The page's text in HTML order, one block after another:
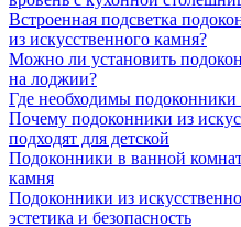
Встроенная подсветка
из искусственного камня?
Можно ли установить
на лоджии?
Где необходимы подоконники
Почему подоконники из
подходят для детской
Подоконники в ванной
камня
Подоконники из
эстетика и безопасность